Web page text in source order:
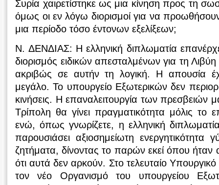
Συρία χαιρετίστηκε ως μια κίνηση προς τη
όμως οι εν λόγω διορισμοί για να προωθήσουν
μια περίοδο τόσο έντονων εξελίξεων;
Ν. ΔΕΝΔΙΑΣ: Η ελληνική διπλωματία
διορισμός ειδικών απεσταλμένων για τη Λιβύη
ακριβώς σε αυτήν τη λογική. Η απουσία
μεγάλο. Το υπουργείο Εξωτερικών δεν
κινήσεις. Η επαναλειτουργία των πρεσβειών
Τρίπολη θα γίνει πραγματικότητα μόλις το
ενώ, όπως γνωρίζετε, η ελληνική διπλωματία
παρουσιάσει αξιοσημείωτη
ζητήματα, δίνοντας το παρών εκεί όπου ήταν
ότι αυτά δεν αρκούν. Στο τελευταίο
τον νέο Οργανισμό του υπουργείου